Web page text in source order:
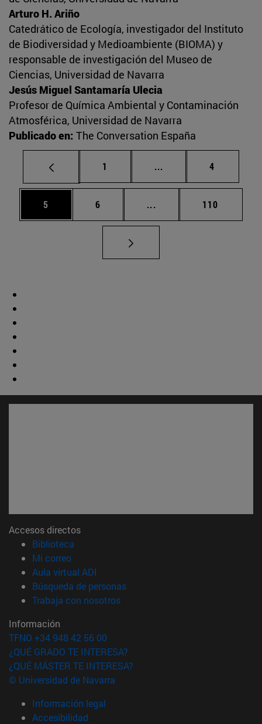
Arturo H. Ariño
Catedrático de Ecología, investigador del Instituto
de Biodiversidad y Medioambiente (BIOMA) y
responsable de investigación del Museo de
Ciencias, Universidad de Navarra
Jesús Miguel Santamaría Ulecia
Profesor de Química Ambiental y Contaminación
Atmosférica, Universidad de Navarra
Publicado en: The Conversation España
Página
1 ... Páginas intermedias
Página
4
Página
5 Página
6 ... Páginas intermedias
Página
110
Accesos directos
Biblioteca
Mi correo(abre en nueva ventana)
Aula virtual ADI
Búsqueda de personas(abre en nueva ventana)
Trabaja con nosotros(abre en nueva ventana)
Información
TFNO +34 948 42 56 00
¿QUÉ GRADO TE INTERESA?
¿QUÉ MÁSTER TE INTERESA?
© Universidad de Navarra
Información legal
Accesibilidad